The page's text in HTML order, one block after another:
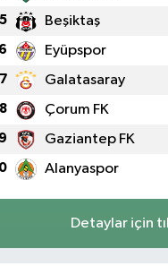
5 Beşiktaş
Eyüpspor
7 Galatasaray
8 Çorum FK
Gaziantep FK
Alanyaspor
Detaylar için